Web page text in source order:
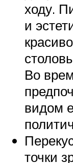
ходу.
и
Во
видом
точки